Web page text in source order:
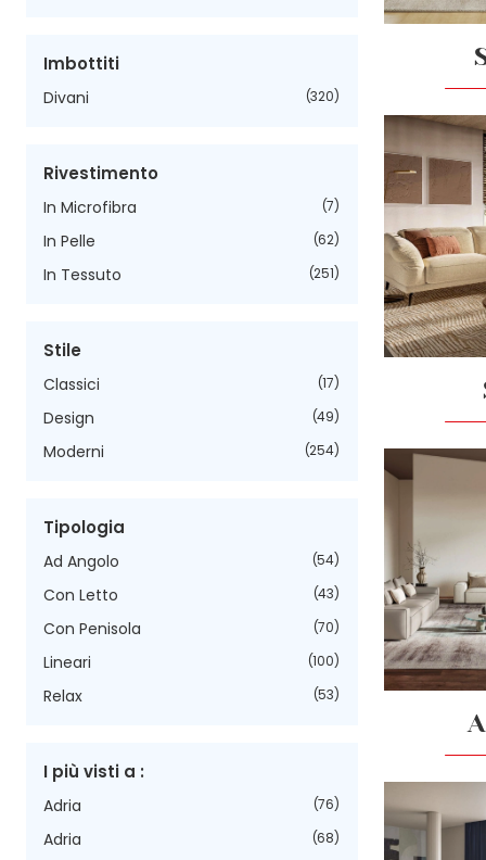
Imbottiti
Divani 320
Rivestimento
In Microfibra 7
In Pelle 62
In Tessuto 251
Stile
Classici 17
Design 49
Moderni 254
Tipologia
Ad Angolo 54
Con Letto 43
Con Penisola 70
Lineari 100
Relax 53
I più visti a :
Adria 76
Adria 68